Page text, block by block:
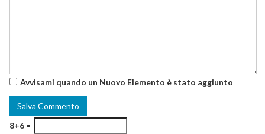
Avvisami quando un Nuovo Elemento è stato aggiunto
8+6 =